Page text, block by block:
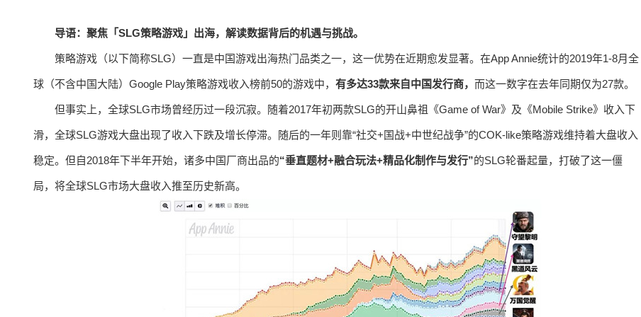
导语：聚焦「SLG策略游戏」出海，解读数据背后的机遇与挑战。
策略游戏（以下简称SLG）一直是中国游戏出海热门品类之一，这一优势在近期愈发显著。在App Annie统计的2019年1-8月全
球（不含中国大陆）Google Play策略游戏收入榜前50的游戏中， 有多达33款来自中国发行商， 而这一数字在去年同期仅为27款。
但事实上，全球SLG市场曾经历过一段沉寂。随着2017年初两款SLG的开山鼻祖《Game of War》及《Mobile Strike》收入下
滑，全球SLG游戏大盘出现了收入下跌及增长停滞。随后的一年则靠“社交+国战+中世纪战争”的COK-like策略游戏维持着大盘收入
稳定。但自2018年下半年开始，诸多中国厂商出品的“垂直题材+融合玩法+精品化制作与发行”的SLG轮番起量，打破了这一僵
局，将全球SLG市场大盘收入推至历史新高。